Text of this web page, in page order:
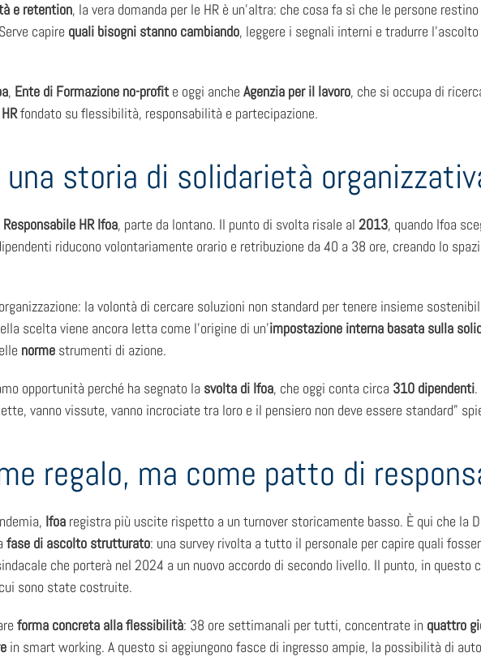
e retention, la vera domanda per le HR è un’altra: che cosa fa sì che le persone
capire quali bisogni stanno cambiando, leggere i segnali interni e tradurre
, Ente di Formazione no-profit e oggi anche Agenzia per il lavoro, che si occupa di
fondato su flessibilità, responsabilità e partecipazione.
storia di solidarietà
Responsabile HR Ifoa, parte da lontano. Il punto di svolta risale al 2013, quando Ifoa
riducono volontariamente orario e retribuzione da 40 a 38 ore, creando lo
la volontà di cercare soluzioni non standard per tenere insieme
scelta viene ancora letta come l’origine di un’impostazione interna basata sulla
norme strumenti di azione.
opportunità perché ha segnato la svolta di Ifoa, che oggi conta circa 310 dipendenti
vanno vissute, vanno incrociate tra loro e il pensiero non deve essere standard”
regalo, ma come patto di
Ifoa registra più uscite rispetto a un turnover storicamente basso. È qui che la
fase di ascolto strutturato: una survey rivolta a tutto il personale per capire quali
che porterà nel 2024 a un nuovo accordo di secondo livello. Il punto, in questo
sono state costruite.
forma concreta alla flessibilità: 38 ore settimanali per tutti, concentrate in quattro
in smart working. A questo si aggiungono fasce di ingresso ampie, la possibilità di